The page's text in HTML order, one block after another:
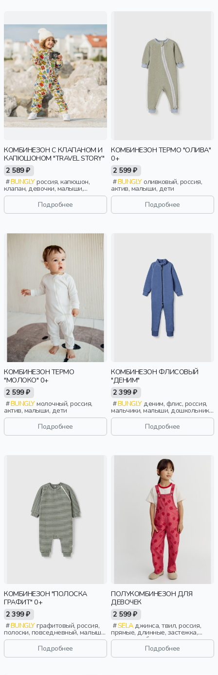
КОМБИНЕЗОН С КЛАПАНОМ И
КАПЮШОНОМ "TRAVEL STORY"
2 589 ₽
BUNGLYроссия, капюшон,
клапан, девочки, малыши,
дошкольники, дети
Подробнее
КОМБИНЕЗОН ТЕРМО "ОЛИВА"
0+
2 599 ₽
BUNGLYоливковый, россия,
актив, малыши, дети
Подробнее
КОМБИНЕЗОН ТЕРМО
"МОЛОКО" 0+
2 599 ₽
BUNGLYмолочный, россия,
актив, малыши, дети
Подробнее
КОМБИНЕЗОН ФЛИСОВЫЙ
"ДЕНИМ"
2 399 ₽
BUNGLYденим, флис, россия,
мальчики, малыши, дошкольники,
дети
Подробнее
КОМБИНЕЗОН "ПОЛОСКА
ГРАФИТ" 0+
2 399 ₽
BUNGLYграфитовый, россия,
полоски, повседневный, малыши,
дети
Подробнее
ПОЛУКОМБИНЕЗОН ДЛЯ
ДЕВОЧЕК
2 599 ₽
SELAджинса, твил, россия,
прямые, длинные, застежка,
кнопки, свободные, прорези,
принт, карман, девочки, дети
Подробнее